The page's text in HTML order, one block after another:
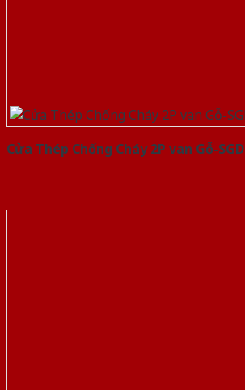
Cửa Thép Chống Cháy 2P van Gỗ-SGD